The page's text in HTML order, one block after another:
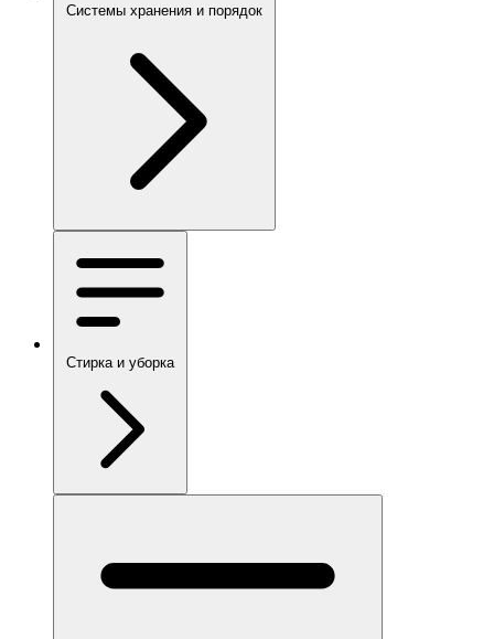
Системы хранения и порядок
Стирка и уборка